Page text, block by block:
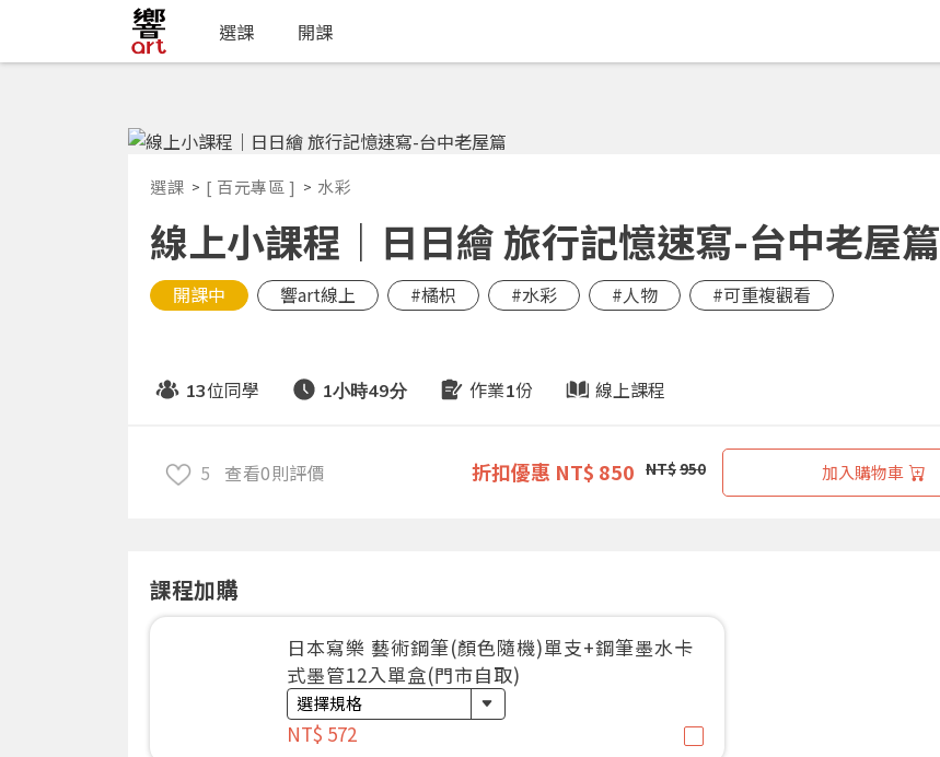
選課 開課
選課 [ 百元專區 ] 水彩
線上小課程｜日日繪 旅行記憶速寫-台中老屋篇
開課中 響art線上 #橘枳 #水彩 #人物 #可重複觀看
13位同學 1小時49分 作業1份 線上課程
5 查看0則評價 折扣優惠 NT$ 850 NT$950 加入購物車
課程加購
日本寫樂 藝術鋼筆(顏色隨機)單支+鋼筆墨水卡
式墨管12入單盒(門市自取)
NT$ 572